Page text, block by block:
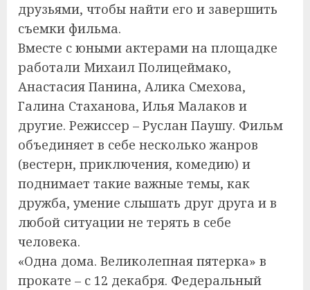
друзьями, чтобы найти его и завершить
съемки фильма.
Вместе с юными актерами на площадке
работали Михаил Полицеймако,
Анастасия Панина, Алика Смехова,
Галина Стаханова, Илья Малаков и
другие. Режиссер – Руслан Паушу. Фильм
объединяет в себе несколько жанров
(вестерн, приключения, комедию) и
поднимает такие важные темы, как
дружба, умение слышать друг друга и в
любой ситуации не терять в себе
человека.
«Одна дома. Великолепная пятерка» в
прокате – с 12 декабря. Федеральный